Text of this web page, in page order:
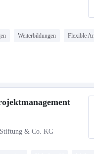
Weiterbildungen Flexible
& Co. KG